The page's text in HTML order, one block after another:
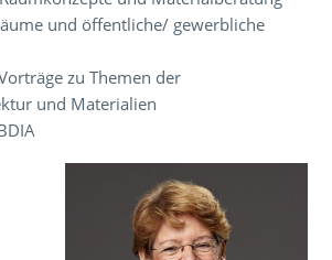
und öffentliche/ gewerbliche
zu Themen der
und Materialien